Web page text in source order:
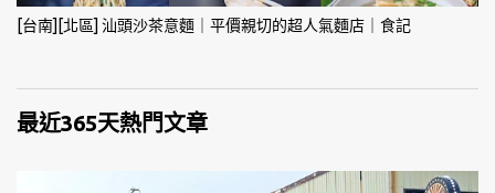
[台南][北區] 汕頭沙茶意麵｜平價親切的超人氣麵店｜食記
最近365天熱門文章